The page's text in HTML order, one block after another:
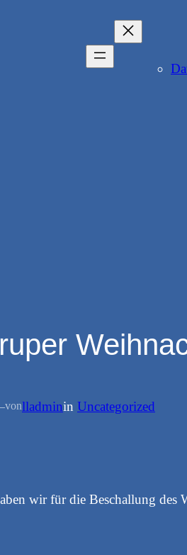
vonlladminin Uncategorized
wir für die Beschallung des